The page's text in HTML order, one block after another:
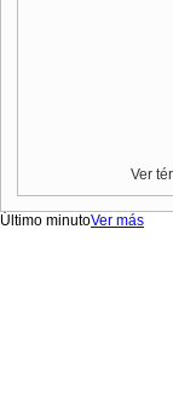
Ver
Último minutoVer más